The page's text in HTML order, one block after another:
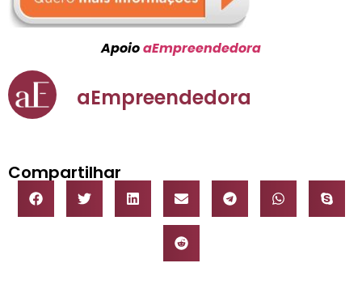
ApoioaEmpreendedora
aEmpreendedora
Compartilhar